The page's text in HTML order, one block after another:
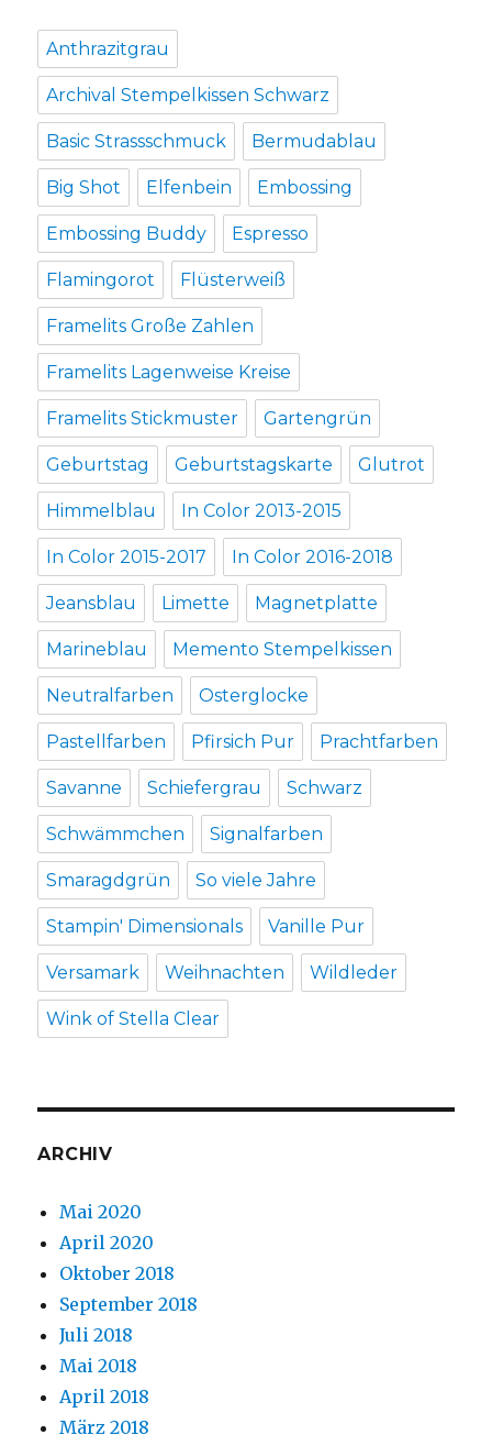
Anthrazitgrau
Archival Stempelkissen Schwarz
Basic Strassschmuck Bermudablau
Big Shot Elfenbein Embossing
Embossing Buddy Espresso
Flamingorot Flüsterweiß
Framelits Große Zahlen
Framelits Lagenweise Kreise
Framelits Stickmuster Gartengrün
Geburtstag Geburtstagskarte Glutrot
Himmelblau In Color 2013-2015
In Color 2015-2017 In Color 2016-2018
Jeansblau Limette Magnetplatte
Marineblau Memento Stempelkissen
Neutralfarben Osterglocke
Pastellfarben Pfirsich Pur Prachtfarben
Savanne Schiefergrau Schwarz
Schwämmchen Signalfarben
Smaragdgrün So viele Jahre
Stampin' Dimensionals Vanille Pur
Versamark Weihnachten Wildleder
Wink of Stella Clear
ARCHIV
Mai 2020
April 2020
Oktober 2018
September 2018
Juli 2018
Mai 2018
April 2018
März 2018